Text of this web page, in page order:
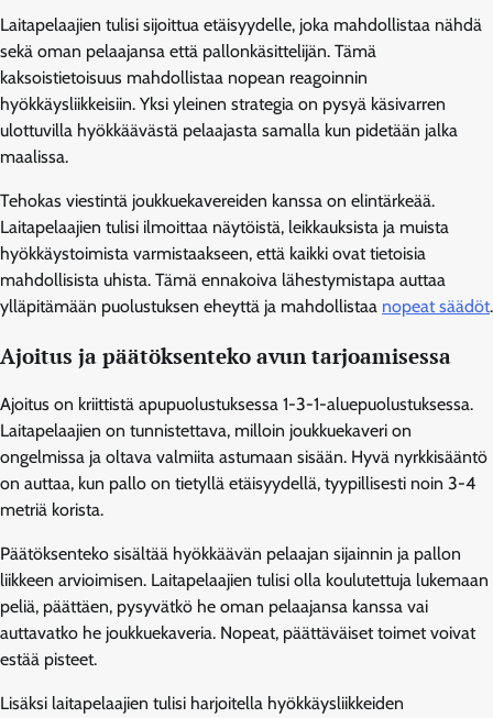
Laitapelaajien tulisi sijoittua etäisyydelle, joka mahdollistaa nähdä
sekä oman pelaajansa että pallonkäsittelijän. Tämä
kaksoistietoisuus mahdollistaa nopean reagoinnin
hyökkäysliikkeisiin. Yksi yleinen strategia on pysyä käsivarren
ulottuvilla hyökkäävästä pelaajasta samalla kun pidetään jalka
maalissa.
Tehokas viestintä joukkuekavereiden kanssa on elintärkeää.
Laitapelaajien tulisi ilmoittaa näytöistä, leikkauksista ja muista
hyökkäystoimista varmistaakseen, että kaikki ovat tietoisia
mahdollisista uhista. Tämä ennakoiva lähestymistapa auttaa
ylläpitämään puolustuksen eheyttä ja mahdollistaa nopeat säädöt.
Ajoitus ja päätöksenteko avun tarjoamisessa
Ajoitus on kriittistä apupuolustuksessa 1-3-1-aluepuolustuksessa.
Laitapelaajien on tunnistettava, milloin joukkuekaveri on
ongelmissa ja oltava valmiita astumaan sisään. Hyvä nyrkkisääntö
on auttaa, kun pallo on tietyllä etäisyydellä, tyypillisesti noin 3-4
metriä korista.
Päätöksenteko sisältää hyökkäävän pelaajan sijainnin ja pallon
liikkeen arvioimisen. Laitapelaajien tulisi olla koulutettuja lukemaan
peliä, päättäen, pysyvätkö he oman pelaajansa kanssa vai
auttavatko he joukkuekaveria. Nopeat, päättäväiset toimet voivat
estää pisteet.
Lisäksi laitapelaajien tulisi harjoitella hyökkäysliikkeiden